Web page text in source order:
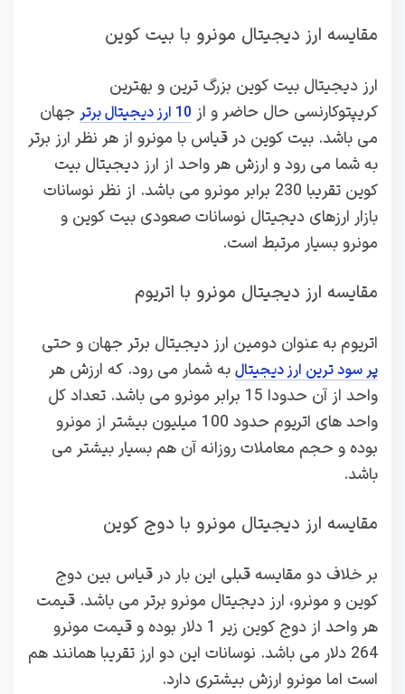
مقایسه ارز دیجیتال مونرو با بیت کوین
ارز دیجیتال بیت کوین بزرگ ترین و بهترین
کریپتوکارنسی حال حاضر و از 10 ارز دیجیتال برتر
جهان
می باشد. بیت کوین در قیاس با مونرو از هر نظر ارز برتر
به شما می رود و ارزش هر واحد از ارز دیجیتال بیت
کوین تقریبا 230 برابر مونرو می باشد. از نظر نوسانات
بازار ارزهای دیجیتال نوسانات صعودی بیت کوین و
مونرو بسیار مرتبط است.
مقایسه ارز دیجیتال مونرو با اتریوم
اتریوم به عنوان دومین ارز دیجیتال برتر جهان و حتی
پر سود ترین ارز دیجیتال به شمار می رود. که ارزش هر
واحد از آن حدودا 15 برابر مونرو می باشد. تعداد کل
واحد های اتریوم حدود 100 میلیون بیشتر از مونرو
بوده و حجم معاملات روزانه آن هم بسیار بیشتر می
باشد.
مقایسه ارز دیجیتال مونرو با دوج کوین
بر خلاف دو مقایسه قبلی این بار در قیاس بین دوج
کوین و مونرو، ارز دیجیتال مونرو برتر می باشد. قیمت
هر واحد از دوج کوین زیر 1 دلار بوده و قیمت مونرو
264 دلار می باشد. نوسانات این دو ارز تقریبا همانند هم
است اما مونرو ارزش بیشتری دارد.